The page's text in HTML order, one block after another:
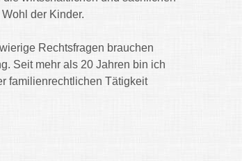
der Kinder.
Rechtsfragen brauchen
Seit mehr als 20 Jahren bin ich
familienrechtlichen Tätigkeit